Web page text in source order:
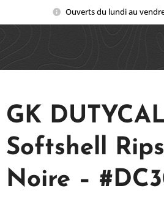
Ouverts du lundi au
GK
Softshell
Noire –